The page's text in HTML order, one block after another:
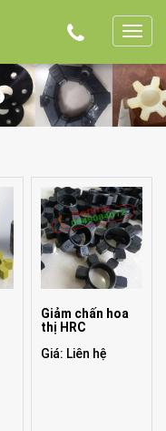
T
g
g
l
a
v
i
Giảm chấn hoa
thị HRC
Giá: Liên hệ